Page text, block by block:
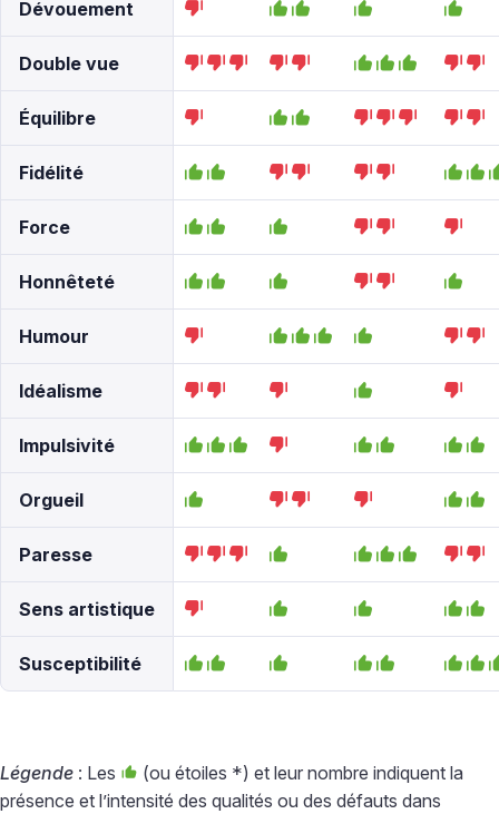
Dévouement
Double vue
Équilibre
Fidélité
Force
Honnêteté
Humour
Idéalisme
Impulsivité
Orgueil
Paresse
Sens artistique
Susceptibilité
Légende : Les (ou étoiles *) et leur nombre indiquent la
présence et l’intensité des qualités ou des défauts dans